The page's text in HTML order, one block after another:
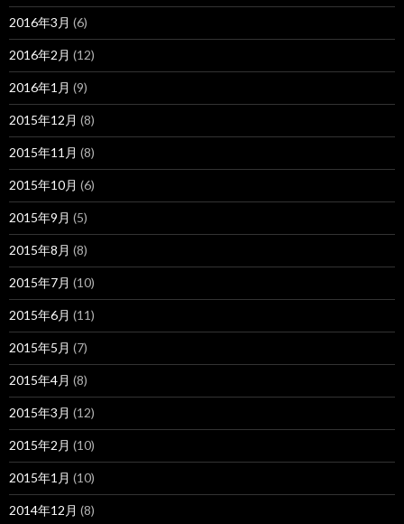
2016年3月 (6)
2016年2月 (12)
2016年1月 (9)
2015年12月 (8)
2015年11月 (8)
2015年10月 (6)
2015年9月 (5)
2015年8月 (8)
2015年7月 (10)
2015年6月 (11)
2015年5月 (7)
2015年4月 (8)
2015年3月 (12)
2015年2月 (10)
2015年1月 (10)
2014年12月 (8)